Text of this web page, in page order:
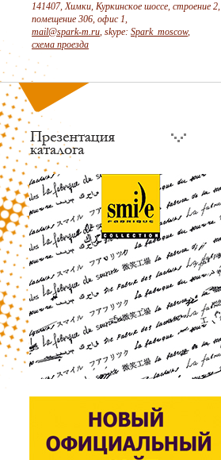
141407, Химки, Куркинское шоссе, строение 2,
помещение 306, офис 1,
mail@spark-m.ru, skype: Spark_moscow,
схема проезда